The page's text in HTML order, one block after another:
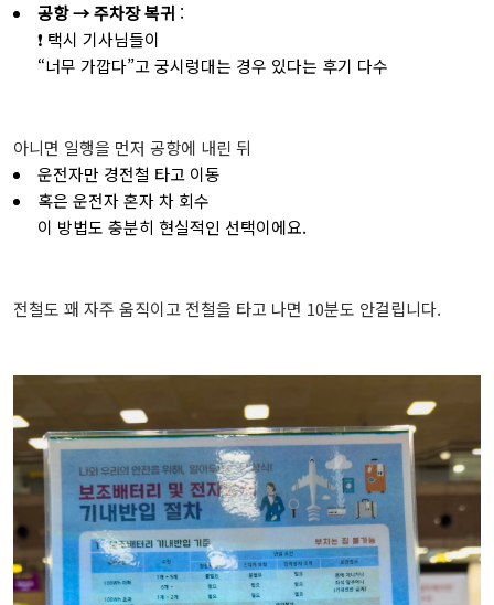
공항 → 주차장 복귀 :
❗ 택시 기사님들이
“너무 가깝다”고 궁시렁대는 경우 있다는 후기 다수
아니면 일행을 먼저 공항에 내린 뒤
운전자만 경전철 타고 이동
혹은 운전자 혼자 차 회수
이 방법도 충분히 현실적인 선택이에요.
전철도 꽤 자주 움직이고 전철을 타고 나면 10분도 안걸립니다.